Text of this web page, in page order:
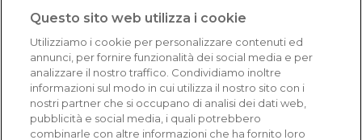
Eccellente (4,8)
Acquisti verificati
Questo sito web utilizza i cookie
Utilizziamo i cookie per personalizzare contenuti ed
annunci, per fornire funzionalità dei social media e per
analizzare il nostro traffico. Condividiamo inoltre
informazioni sul modo in cui utilizza il nostro sito con i
nostri partner che si occupano di analisi dei dati web,
pubblicità e social media, i quali potrebbero
combinarle con altre informazioni che ha fornito loro